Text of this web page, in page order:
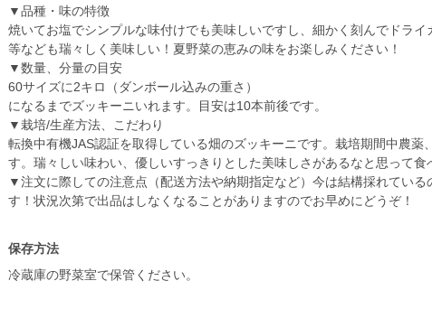
▼品種・味の特徴
焼いてお塩でシンプルな味付けでも美味しいですし、細かく刻んでドライ
等なども瑞々しく美味しい！夏野菜の恵みの味をお楽しみください！
▼数量、分量の目安
60サイズに2キロ（ダンボール込みの重さ）
になるまでズッキーニいれます。目安は10本前後です。
▼栽培/生産方法、こだわり
転換中有機JAS認証を取得している畑のズッキーニです。栽培期間中農薬
す。瑞々しい味わい、優しいすっきりとした美味しさがあるなと思って食
▼注文に際しての注意点（配送方法や納期指定など）今は結構採れている
す！状況次第で出品はしなくなることがありますのでお早めにどうぞ！
保存方法
冷蔵庫の野菜室で保管ください。